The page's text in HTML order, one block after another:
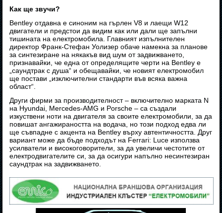
Как ще звучи?
Bentley отдавна е синоним на гърлен V8 и лаещи W12
двигатели и предстои да видим как или дали ще запълни
тишината на електромобила. Главният изпълнителен
директор Франк-Стефан Уолизер обаче намекна за планове
за синтезиране на някакъв вид шум от задвижването,
признавайки, че една от определящите черти на Bentley е
„саундтрак с душа“ и обещавайки, че новият електромобил
ще постави „изключителни стандарти във всяка важна
област“.
Други фирми за производителност – включително марката N
на Hyundai, Mercedes-AMG и Porsche – са създали
изкуствени ноти на двигателя за своите електромобили, за да
повишат ангажираността на водача, но този подход едва ли
ще съвпадне с акцента на Bentley върху автентичността. Друг
вариант може да бъде подходът на Ferrari: Luce използва
усилватели и високоговорители, за да увеличи честотите от
електродвигателите си, за да осигури напълно несинтезиран
саундтрак на задвижването.